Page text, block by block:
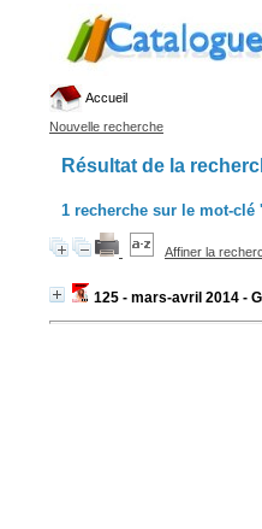
Accueil
Nouvelle recherche
Résultat de la
1 recherche sur le mot-clé
Affiner la
125 - mars-avril 2014 -